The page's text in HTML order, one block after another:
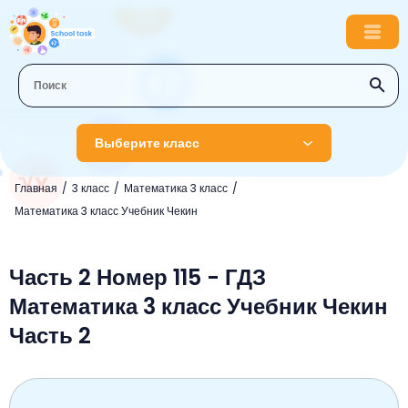
Выберите класс
Главная 3 класс
Математика 3 класс
Математика 3 класс Учебник Чекин
1 класс
Русский язык
Литературное чтение
Математика
Математика
Английский язык
Литературное чтение
3 класс
Музыка
4 класс
Часть 2 Номер 115 - ГДЗ
Математика 3 класс Учебник Чекин
Часть 2